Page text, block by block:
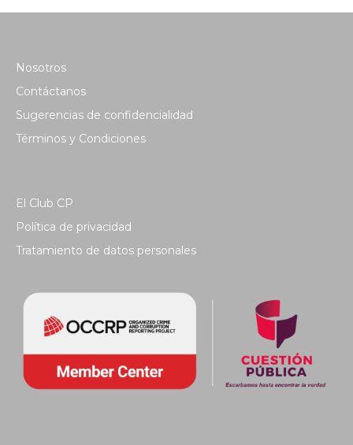
Nosotros
Contáctanos
Sugerencias de confidencialidad
Términos y Condiciones
El Club CP
Política de privacidad
Tratamiento de datos personales